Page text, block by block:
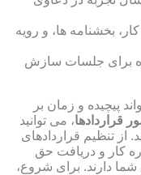
بخشنامه ها، و رویه
برای جلسات سازش
پیچیده و زمان بر
قراردادها، می توانید
از تنظیم قراردادهای
کار و دریافت حق
دارند. برای شروع،